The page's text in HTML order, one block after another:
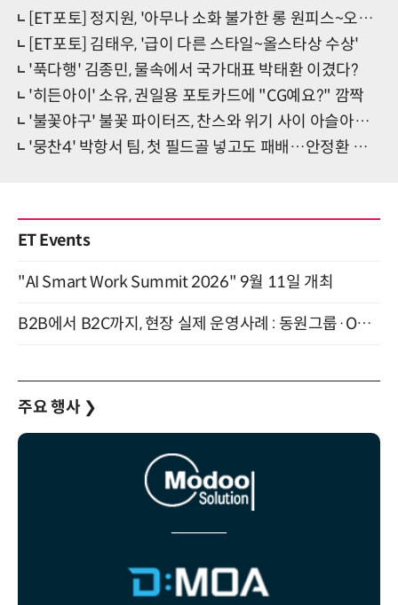
[ET포토] 정지원, '아무나 소화 불가한 롱 원피스~오라클 피부과상 수상'
[ET포토] 김태우, '급이 다른 스타일~올스타상 수상'
'푹다행' 김종민, 물속에서 국가대표 박태환 이겼다?
'히든아이' 소유, 권일용 포토카드에 "CG예요?" 깜짝
'불꽃야구' 불꽃 파이터즈, 찬스와 위기 사이 아슬아슬 줄타기
'뭉찬4' 박항서 팀, 첫 필드골 넣고도 패배…안정환 앞 설욕 실패
ET Events
"AI Smart Work Summit 2026" 9월 11일 개최
B2B에서 B2C까지, 현장 실제 운영사례 : 동원그룹·OCI·다이닝브랜즈그룹·당근 (8/27)
주요 행사 ❯